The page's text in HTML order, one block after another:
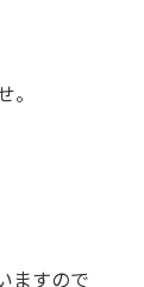
。
ますので